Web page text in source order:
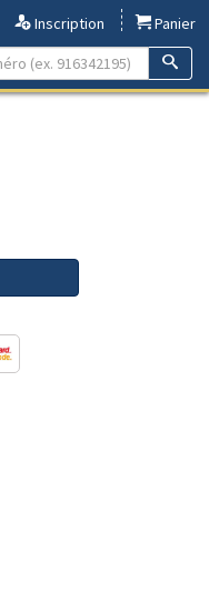
Inscription
Panier